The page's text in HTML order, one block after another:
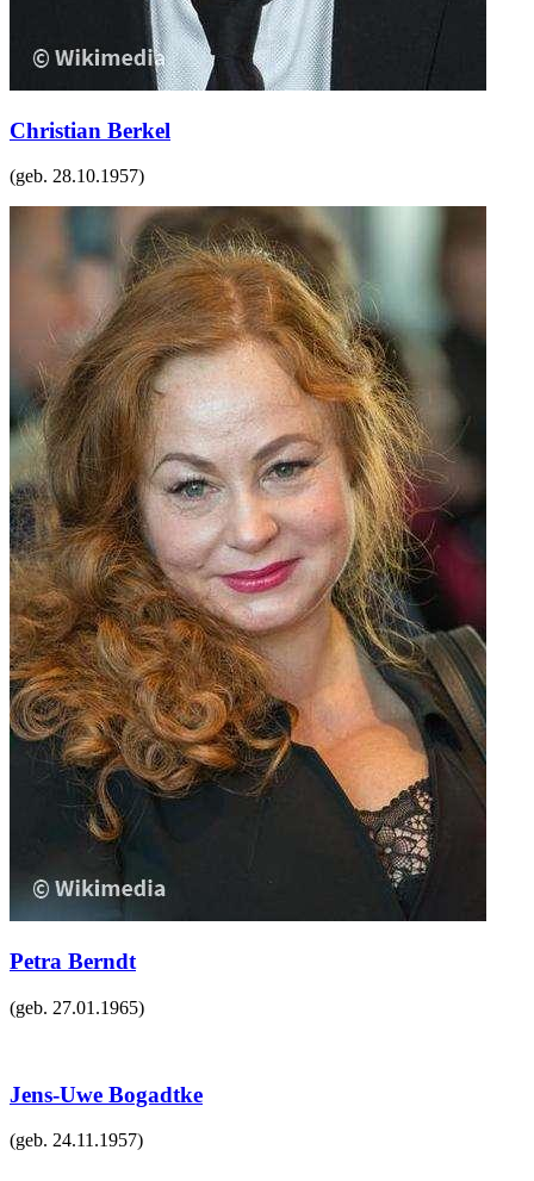
Christian Berkel
(geb. 28.10.1957)
Petra Berndt
(geb. 27.01.1965)
Jens-Uwe Bogadtke
(geb. 24.11.1957)